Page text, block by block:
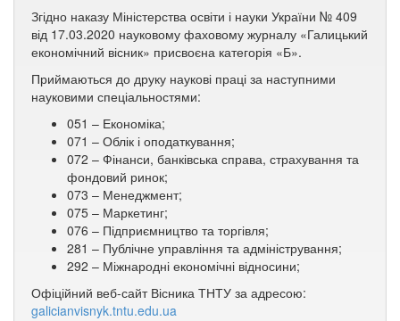
Згідно наказу Міністерства освіти і науки України № 409
від 17.03.2020 науковому фаховому журналу «Галицький
економічний вісник» присвоєна категорія «Б».
Приймаються до друку наукові праці за наступними
науковими спеціальностями:
051 – Економіка;
071 – Облік і оподаткування;
072 – Фінанси, банківська справа, страхування та
фондовий ринок;
073 – Менеджмент;
075 – Маркетинг;
076 – Підприємництво та торгівля;
281 – Публічне управління та адміністрування;
292 – Міжнародні економічні відносини;
Офіційний веб-сайт Вісника ТНТУ за адресою:
galicianvisnyk.tntu.edu.ua